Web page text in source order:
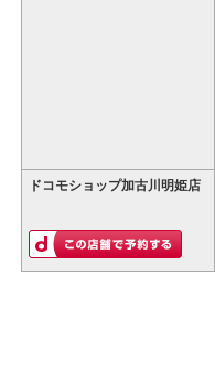
ドコモショップ加古川明姫店